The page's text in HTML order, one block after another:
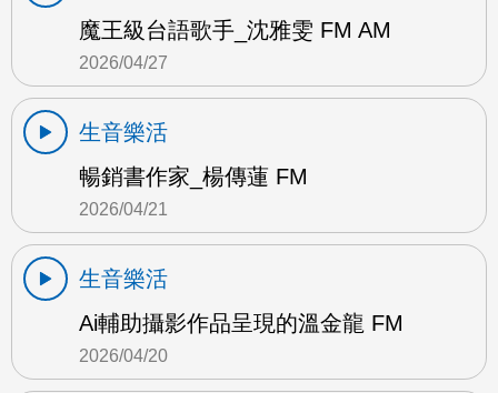
魔王級台語歌手_沈雅雯 FM AM
2026/04/27
生音樂活
暢銷書作家_楊傳蓮 FM
2026/04/21
生音樂活
Ai輔助攝影作品呈現的溫金龍 FM
2026/04/20